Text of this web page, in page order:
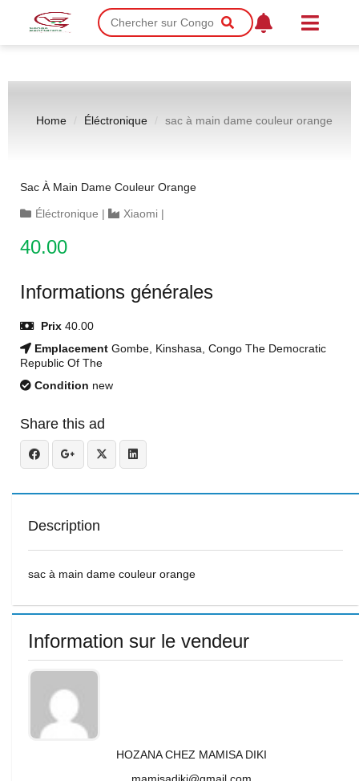
Home Éléctronique sac à main dame couleur orange
Sac À Main Dame Couleur Orange
Éléctronique | Xiaomi |
40.00
Informations générales
Prix 40.00
Emplacement Gombe, Kinshasa, Congo The Democratic
Republic Of The
Condition new
Share this ad
Description
sac à main dame couleur orange
Information sur le vendeur
HOZANA CHEZ MAMISA DIKI